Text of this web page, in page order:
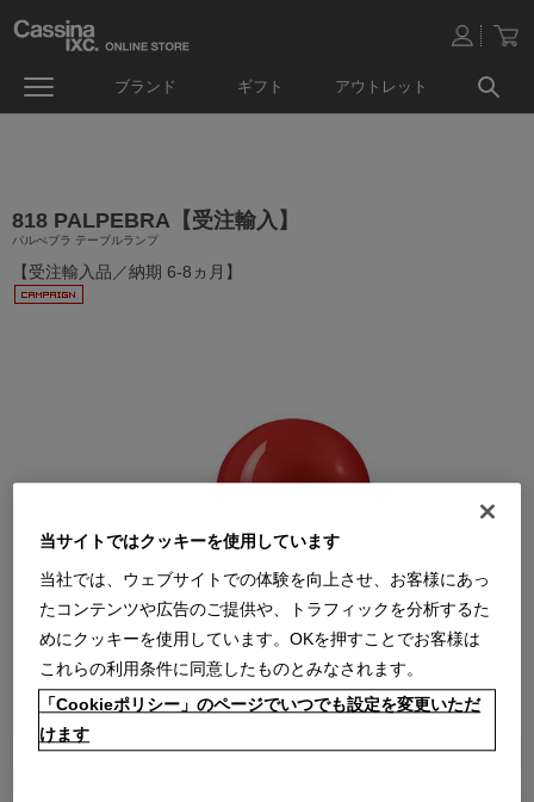
ブランド ギフト アウトレット
818 PALPEBRA【受注輸入】
パルぺブラ テーブルランプ
【受注輸入品／納期 6-8ヵ月】
● ● ● ● ● ●
商品属性
当サイトではクッキーを使用しています
当社では、ウェブサイトでの体験を向上させ、お客様にあっ
たコンテンツや広告のご提供や、トラフィックを分析するた
めにクッキーを使用しています。OKを押すことでお客様は
これらの利用条件に同意したものとみなされます。
「Cookieポリシー」のページでいつでも設定を変更いただ
けます